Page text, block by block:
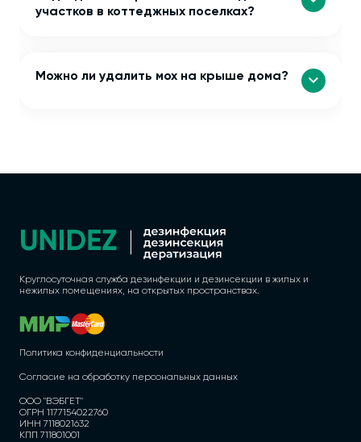
участков в коттеджных поселках?
Можно ли удалить мох на крыше дома?
Круглосуточная служба дезинфекции и дезинсекции в жилых и
нежилых помещениях, на открытых пространствах.
Политика конфиденциальности
Согласие на обработку персональных данных
ООО "ВЭБГЕТ"
ОГРН 1177154022760
ИНН 7118021632
КПП 711801001